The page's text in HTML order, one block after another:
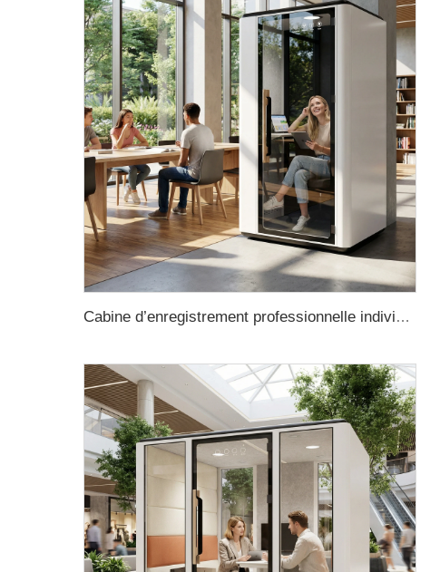
Cabine d’enregistrement professionnelle individuelle, design moderne avec structure en acier, utilisable au bureau, à domicile, en extérieur, à l’école ou dans un appartement, espace intelligent d’apprentissage